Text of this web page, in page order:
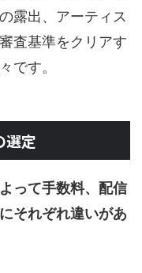
露出、アーティス
査基準をクリアす
です。
選定
って手数料、配信
それぞれ違いがあ